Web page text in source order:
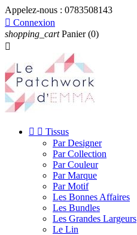
Appelez-nous : 0783508143
 Connexion
shopping_cart Panier (0)

  Tissus
Par Designer
Par Collection
Par Couleur
Par Marque
Par Motif
Les Bonnes Affaires
Les Bundles
Les Grandes Largeurs
Le Lin